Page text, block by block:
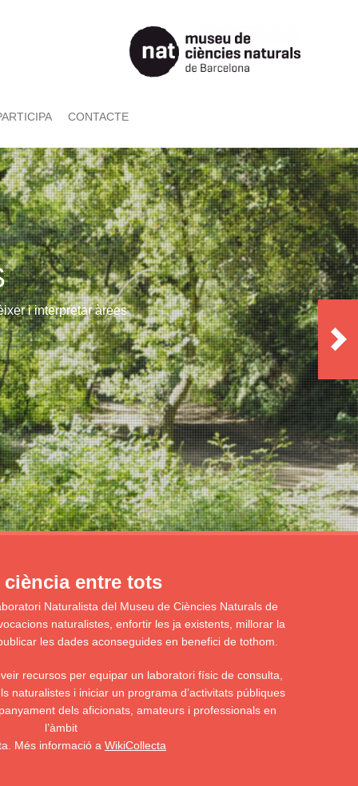
CONTACTE
i interpretar àrees
ciència entre tots
Naturalista del Museu de Ciències Naturals de
naturalistes, enfortir les ja existents, millorar la
les dades aconseguides en benefici de tothom.
recursos per equipar un laboratori físic de consulta,
naturalistes i iniciar un programa d’activitats públiques
dels aficionats, amateurs i professionals en
l’àmbit
Més informació a WikiCollecta